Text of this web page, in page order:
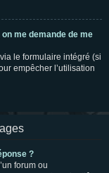
me demande de me
le formulaire intégré (si
empêcher l’utilisation
?
forum ou